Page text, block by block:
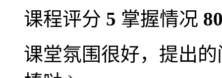
课程评分 5 掌握情况
课堂氛围很好，提出